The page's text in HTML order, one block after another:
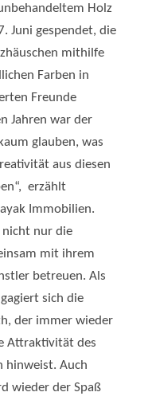
Holz
Juni gespendet, die
mithilfe
Farben in
Freunde
Jahren war der
glauben, was
aus diesen
erzählt
Immobilien.
nicht nur die
mit ihrem
betreuen. Als
sich die
der immer wieder
Attraktivität des
hinweist. Auch
wieder der Spaß